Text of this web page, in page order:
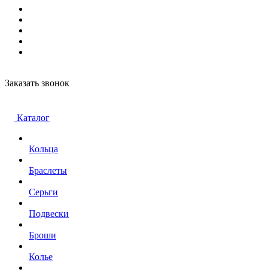
Заказать звонок
Каталог
Кольца
Браслеты
Серьги
Подвески
Броши
Колье